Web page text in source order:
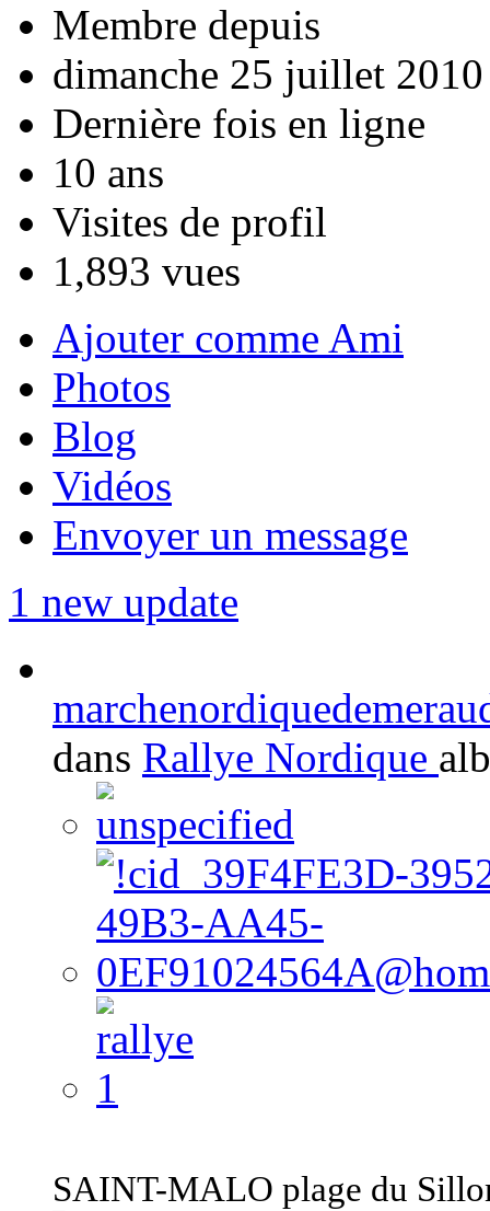
Membre depuis
dimanche 25 juillet
Dernière fois en ligne
10 ans
Visites de profil
1,893 vues
Ajouter comme Ami
Photos
Blog
Vidéos
Envoyer un message
1 new update
dans Rallye Nordique
SAINT-MALO plage du